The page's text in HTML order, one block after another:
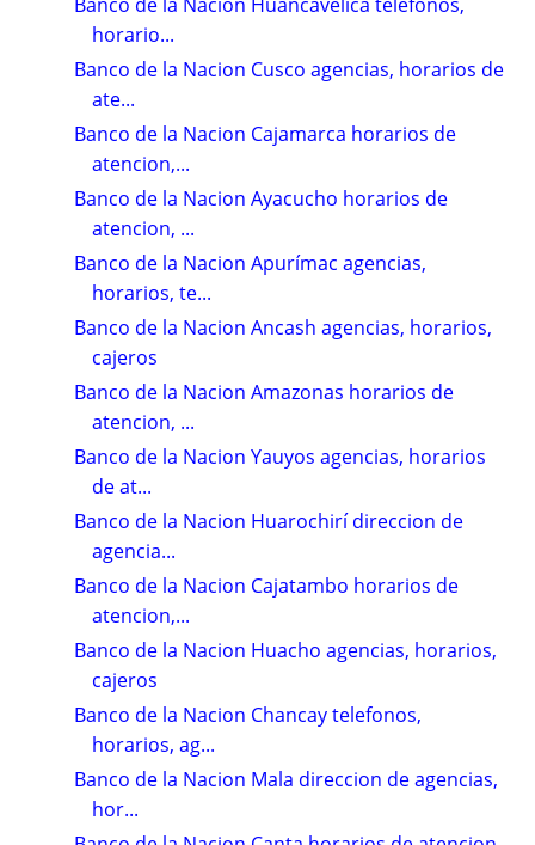
horario...
Banco de la Nacion Cusco agencias, horarios de
ate...
Banco de la Nacion Cajamarca horarios de
atencion,...
Banco de la Nacion Ayacucho horarios de
atencion, ...
Banco de la Nacion Apurímac agencias,
horarios, te...
Banco de la Nacion Ancash agencias, horarios,
cajeros
Banco de la Nacion Amazonas horarios de
atencion, ...
Banco de la Nacion Yauyos agencias, horarios
de at...
Banco de la Nacion Huarochirí direccion de
agencia...
Banco de la Nacion Cajatambo horarios de
atencion,...
Banco de la Nacion Huacho agencias, horarios,
cajeros
Banco de la Nacion Chancay telefonos,
horarios, ag...
Banco de la Nacion Mala direccion de agencias,
hor...